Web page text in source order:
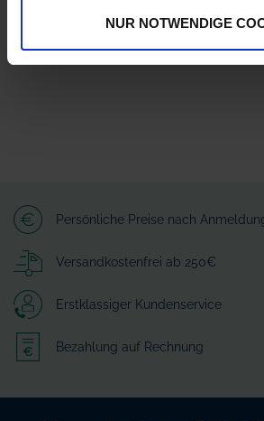
NUR NOTWENDIGE
Persönliche Preise nach
Versandkostenfrei ab 250€
Erstklassiger Kundenservice
Bezahlung auf Rechnung